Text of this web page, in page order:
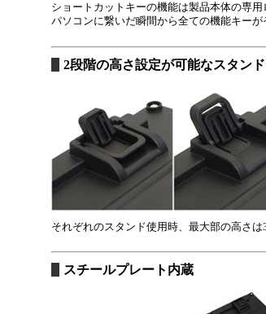
ショートカットキーの機能は製品本体の専
パソコンに繋いだ瞬間から全ての機能キーが
2段階の高さ設定が可能なスタン
それぞれのスタンド使用時、最大部の高さ
スチールプレート内蔵